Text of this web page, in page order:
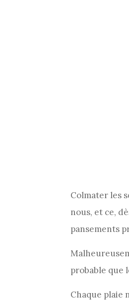
Colmater les
nous, et ce,
pansements
probable que
Chaque plaie